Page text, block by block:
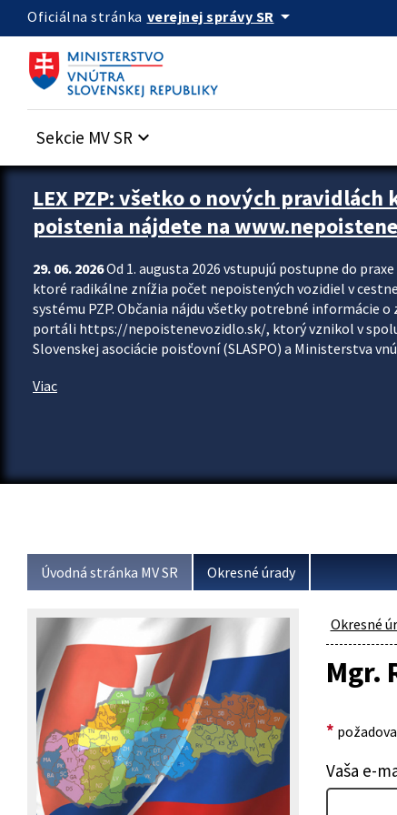
Preskocit na hlavný obsah
Oficiálna stránka verejnej správy SR arrow_drop_down
Sekcie MV SR keyboard_arrow_down
Zastavit automatický posun upútavok
LEX PZP: všetko o nových
poistenia nájdete na
29. 06. 2026Od 1. augusta 2026 vstupujú postupne do
ktoré radikálne znížia počet nepoistených vozidiel v
systému PZP. Občania nájdu všetky potrebné informácie
portáli https://nepoistenevozidlo.sk/, ktorý vznikol v
Slovenskej asociácie poisťovní (SLASPO) a Ministerstva
Viac
Úvodná stránka MV SR Okresné úrady
Okresné
Mgr.
*
Vaša e-